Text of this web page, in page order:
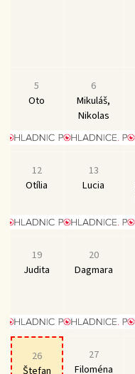
5
Oto
6
Mikuláš,
Nikolas
12
Otília
13
Lucia
19
Judita
20
Dagmara
26
Štefan
27
Filoména